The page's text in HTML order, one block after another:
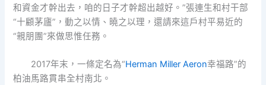
和資金才幹出去，咱的日子才幹超出越好。”張連生和村干部
“十顧茅廬”，動之以情、曉之以理，還請來這戶村平易近的
“親朋團”來做思惟任務。
2017年末，一條定名為“Herman Miller Aeron幸福路”的
柏油馬路貫串全村南北。